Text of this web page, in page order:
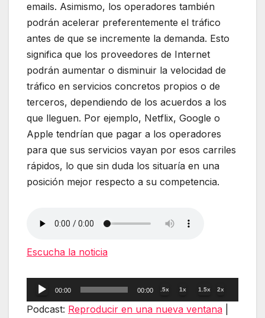
emails. Asimismo, los operadores también
podrán acelerar preferentemente el tráfico
antes de que se incremente la demanda. Esto
significa que los proveedores de Internet
podrán aumentar o disminuir la velocidad de
tráfico en servicios concretos propios o de
terceros, dependiendo de los acuerdos a los
que lleguen. Por ejemplo, Netflix, Google o
Apple tendrían que pagar a los operadores
para que sus servicios vayan por esos carriles
rápidos, lo que sin duda los situaría en una
posición mejor respecto a su competencia.
Escucha la noticia
Reproductor
de
00:00 00:00 .5x 1x 1.5x 2x
Podcast: Reproducir en una nueva ventana